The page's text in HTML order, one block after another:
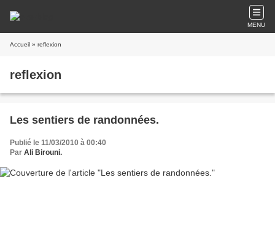
MENU
Accueil » reflexion
reflexion
Les sentiers de randonnées.
Publié le 11/03/2010 à 00:40
Par Ali Birouni.